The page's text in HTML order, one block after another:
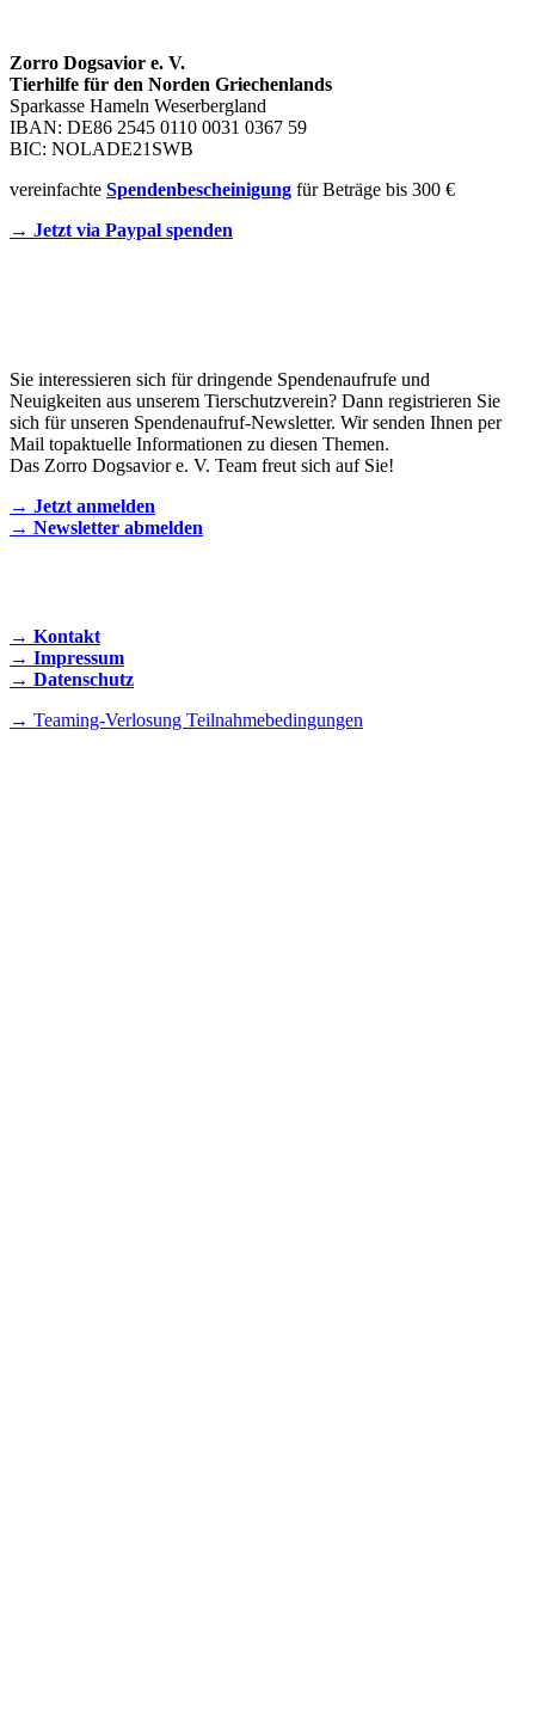
Zorro Dogsavior e. V.
Tierhilfe für den Norden Griechenlands
Sparkasse Hameln Weserbergland
IBAN: DE86 2545 0110 0031 0367 59
BIC: NOLADE21SWB
vereinfachte Spendenbescheinigung für Beträge bis 300 €
→ Jetzt via Paypal spenden
Sie interessieren sich für dringende Spendenaufrufe und
Neuigkeiten aus unserem Tierschutzverein? Dann registrieren Sie
sich für unseren Spendenaufruf-Newsletter. Wir senden Ihnen per
Mail topaktuelle Informationen zu diesen Themen.
Das Zorro Dogsavior e. V. Team freut sich auf Sie!
→ Jetzt anmelden
→ Newsletter abmelden
→ Kontakt
→ Impressum
→ Datenschutz
→ Teaming-Verlosung Teilnahmebedingungen